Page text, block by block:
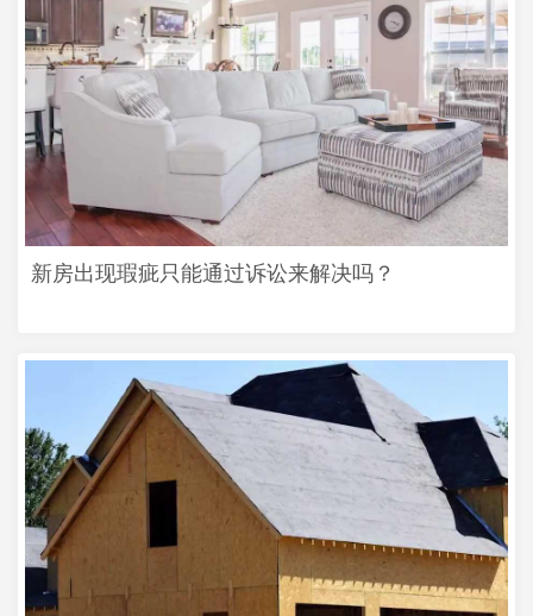
新房出现瑕疵只能通过诉讼来解决吗？